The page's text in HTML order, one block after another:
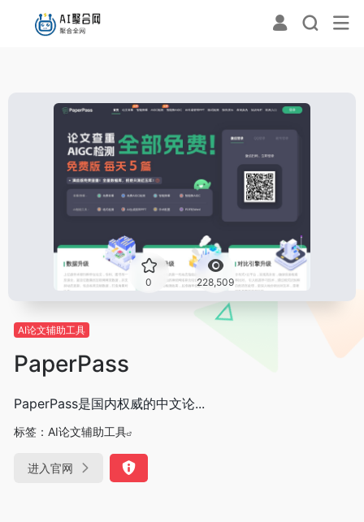
0 228,509
AI论文辅助工具
PaperPass
PaperPass是国内权威的中文论...
标签： AI论文辅助工具
进入官网